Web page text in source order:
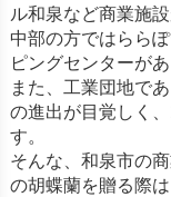
ル和泉など商業施
中部の方ではらら
ピングセンターがあ
また、工業団地で
の進出が目覚しく
す。
そんな、和泉市の
の胡蝶蘭を贈る際